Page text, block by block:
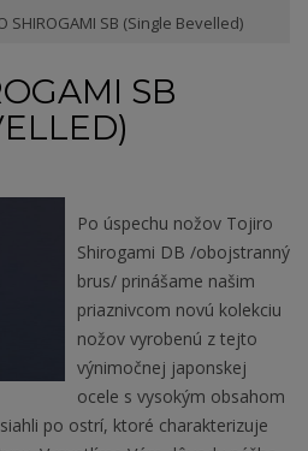
SHIROGAMI SB (Single Bevelled)
SB
Po úspechu nožov Tojiro
Shirogami DB /obojstranný
brus/ prinášame našim
priaznivcom novú kolekciu
nožov vyrobenú z tejto
výnimočnej japonskej
ocele s vysokým obsahom
po ostrí, ktoré charakterizuje